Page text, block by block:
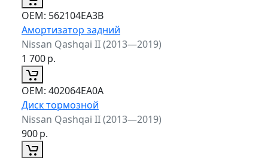
ОЕМ: 562104EA3B
Амортизатор задний
Nissan Qashqai II (2013—2019)
1 700р.
ОЕМ: 402064EA0A
Диск тормозной
Nissan Qashqai II (2013—2019)
900р.